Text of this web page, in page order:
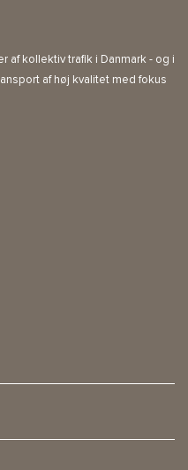
af kollektiv trafik i Danmark - og i
af høj kvalitet med fokus